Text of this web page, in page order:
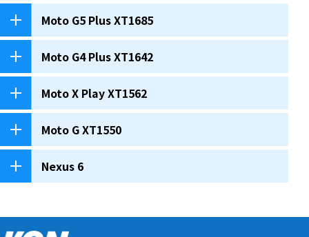
Moto G5 Plus XT1685
Moto G4 Plus XT1642
Moto X Play XT1562
Moto G XT1550
Nexus 6